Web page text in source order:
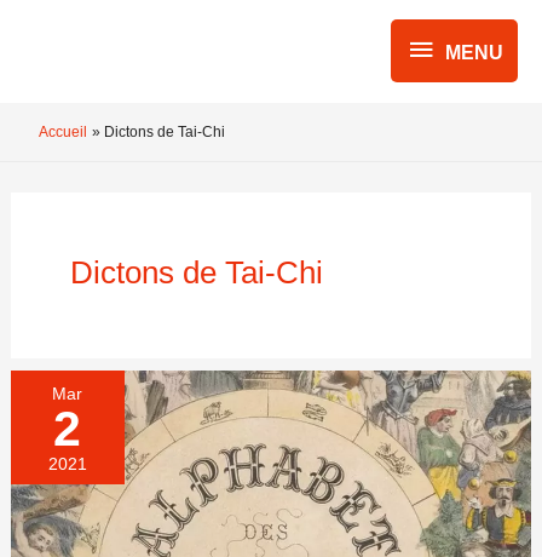
MENU
MENU
Accueil Dictons de Tai-Chi
Dictons de Tai-Chi
Mar
2
2021